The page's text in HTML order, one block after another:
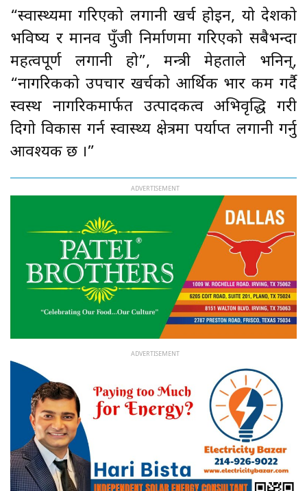
“स्वास्थ्यमा गरिएको लगानी खर्च होइन, यो देशको
भविष्य र मानव पुँजी निर्माणमा गरिएको सबैभन्दा
महत्वपूर्ण लगानी हो”, मन्त्री मेहताले भनिन्,
“नागरिकको उपचार खर्चको आर्थिक भार कम गर्दै
स्वस्थ नागरिकमार्फत उत्पादकत्व अभिवृद्धि गरी
दिगो विकास गर्न स्वास्थ्य क्षेत्रमा पर्याप्त लगानी गर्नु
आवश्यक छ ।”